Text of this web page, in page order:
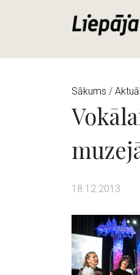
Sākums /
18.12.2013